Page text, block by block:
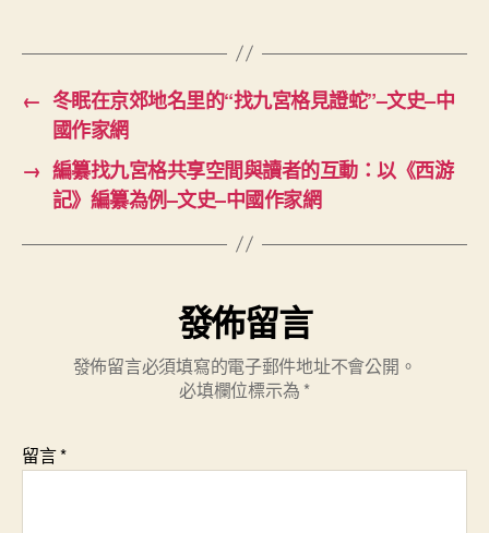
← 冬眠在京郊地名里的“找九宮格見證蛇”–文史–中
國作家網
→ 編纂找九宮格共享空間與讀者的互動：以《西游
記》編纂為例–文史–中國作家網
發佈留言
發佈留言必須填寫的電子郵件地址不會公開。
必填欄位標示為 *
留言*